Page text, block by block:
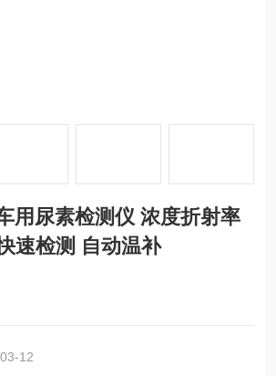
用尿素检测仪 浓度折射率
速检测 自动温补
12